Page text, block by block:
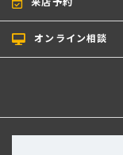
オンライン相談